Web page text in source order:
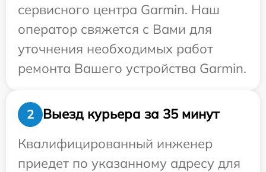
сервисного центра Garmin. Наш
оператор свяжется с Вами для
уточнения необходимых работ
ремонта Вашего устройства Garmin.
2
Выезд курьера за 35 минут
Квалифицированный инженер
приедет по указанному адресу для